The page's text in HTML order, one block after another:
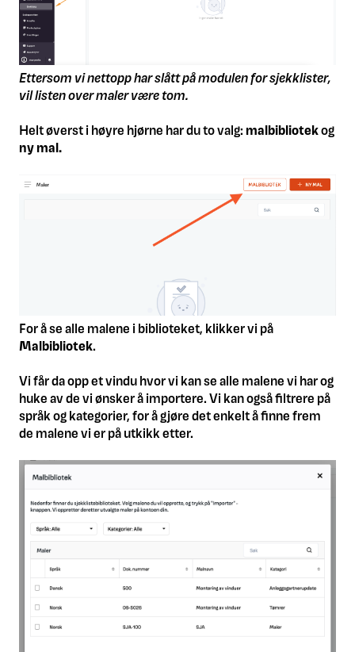
Ettersom vi nettopp har slått på modulen for sjekklister,
vil listen over maler være tom.
Helt øverst i høyre hjørne har du to valg: malbibliotekog
ny mal.
For å se alle malene i biblioteket, klikker vi på
Malbibliotek.
Vi får da opp et vindu hvor vi kan se alle malene vi har og
huke av de vi ønsker å importere. Vi kan også filtrere på
språk og kategorier, for å gjøre det enkelt å finne frem
de malene vi er på utkikk etter.